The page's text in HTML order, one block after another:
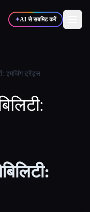
✦AI से सबमिट करें
डिज़ाइनर
मार्केटर्स
इमर्जिंग ट्रेंड्स